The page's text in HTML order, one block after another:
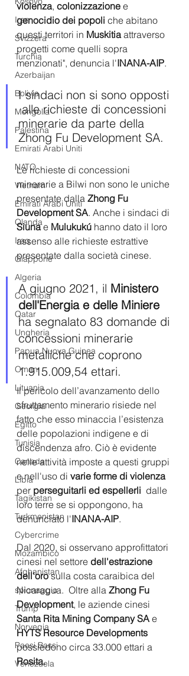
Iran
Svizzera
Turchia
Azerbaijan
Bolivia
Mongolia
Palestina
Emirati Arabi Uniti
NATO
Vietnam
Emirati Arabi Uniti
Olanda
Iraq
Giappone
Algeria
Colombia
Qatar
Ungheria
Papua Nuova Guinea
Oman
Lituania
Georgia
Egitto
Tunisia
Canada
Libia
Tagikistan
Turkmenistan
Cybercrime
Mozambico
Afghanistan
spionaggio
Trump
Norvegia
Paesi Bassi
Venezuela
violenza, colonizzazione e
genocidio dei popoli che abitano
questi territori in Muskitia attraverso
progetti come quelli sopra
menzionati", denuncia l'INANA-AIP.
I sindaci non si sono opposti
alle richieste di concessioni
minerarie da parte della
Zhong Fu Development SA.
Le richieste di concessioni
minerarie a Bilwi non sono le uniche
presentate dalla Zhong Fu
Development SA. Anche i sindaci di
Siuna e Mulukukú hanno dato il loro
assenso alle richieste estrattive
presentate dalla società cinese.
A giugno 2021, il Ministero
dell'Energia e delle Miniere
ha segnalato 83 domande di
concessioni minerarie
metalliche che coprono
1.915.009,54 ettari.
Il pericolo dell’avanzamento dello
sfruttamento minerario risiede nel
fatto che esso minaccia l’esistenza
delle popolazioni indigene e di
discendenza afro. Ciò è evidente
nelle attività imposte a questi gruppi
e nell'uso di varie forme di violenza
per perseguitarli ed espellerli dalle
loro terre se si oppongono, ha
denunciato l'INANA-AIP.
Dal 2020, si osservano approfittatori
cinesi nel settore dell'estrazione
dell'oro sulla costa caraibica del
Nicaragua.  Oltre alla Zhong Fu
Development, le aziende cinesi
Santa Rita Mining Company SA e
HYTS Resource Developments
possiedono circa 33.000 ettari a
Rosita.